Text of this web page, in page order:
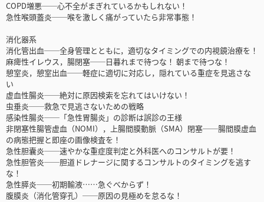
COPD増悪──心不全がまぎれているかもしれない！
急性喉頭蓋炎──喉を激しく痛がっていたら非常事態！
消化器系
消化管出血──全身管理とともに，適切なタイミングでの内視鏡治療を！
麻痺性イレウス，腸閉塞──日暮れまで待つな！ 朝まで待つな！
憩室炎，憩室出血──軽症に適切に対応し，隠れている重症を見逃さな
い
虚血性腸炎──絶対に原因検索を忘れてはいけない！
虫垂炎──救急で見逃さないための戦略
感染性腸炎──「急性胃腸炎」の診断は誤診の王様
非閉塞性腸管虚血（NOMI），上腸間膜動脈（SMA）閉塞──腸間膜虚血
の病態把握と即座の画像検査を！
急性胆囊炎──速やかな重症度判定と外科医へのコンサルトが要！
急性胆管炎──胆道ドレナージに関するコンサルトのタイミングを逃す
な！
急性膵炎──初期輸液……急ぐべからず！
腹膜炎（消化管穿孔）──原因の見極めを怠るな！